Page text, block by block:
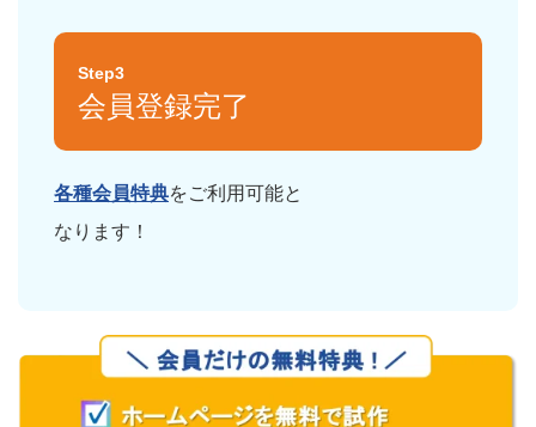
Step3
会員登録完了
各種会員特典をご利用可能と
なります！